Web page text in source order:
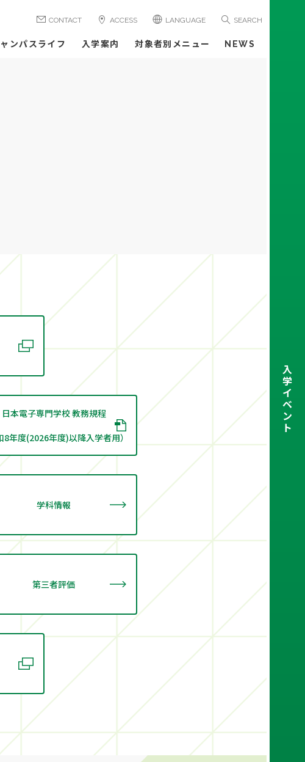
CONTACT ACCESS LANGUAGE SEARCH
ンパスライフ 入学案内 対象者別メニュー NEWS
日本電子専門学校 教務規程
8年度(2026年度)以降入学者用）
学科情報
第三者評価
入
学
イ
ベ
ン
ト